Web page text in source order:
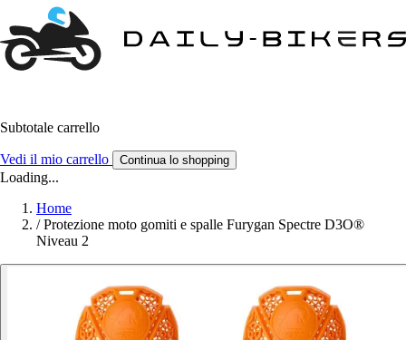
Subtotale carrello
Vedi il mio carrello Continua lo shopping
Loading...
Home
/ Protezione moto gomiti e spalle Furygan Spectre D3O®
Niveau 2